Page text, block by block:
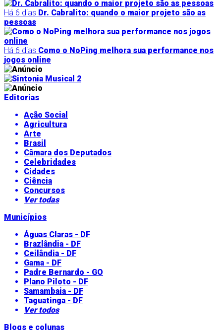
Há 6 dias Dr. Cabralito: quando o maior projeto são as
pessoas
Há 6 dias Como o NoPing melhora sua performance nos
jogos online
Editorias
Ação Social
Agricultura
Arte
Brasil
Câmara dos Deputados
Celebridades
Cidades
Ciência
Concursos
Ver todas
Municípios
Águas Claras - DF
Brazlândia - DF
Ceilândia - DF
Gama - DF
Padre Bernardo - GO
Plano Piloto - DF
Samambaia - DF
Taguatinga - DF
Ver todos
Blogs e colunas